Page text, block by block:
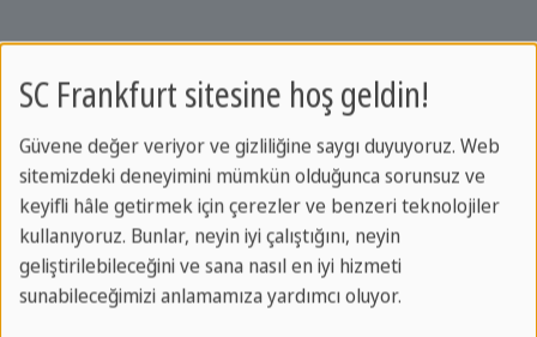
🔔 Hizmet
Konaklama
Dil kursları
İş kursları
Eğitim izni
Özel Ders
Şirket kursları
SC Frankfurt sitesine hoş geldin!
Güvene değer veriyor ve gizliliğine saygı duyuyoruz. Web
sitemizdeki deneyimini mümkün olduğunca sorunsuz ve
keyifli hâle getirmek için çerezler ve benzeri teknolojiler
kullanıyoruz. Bunlar, neyin iyi çalıştığını, neyin
geliştirilebileceğini ve sana nasıl en iyi hizmeti
sunabileceğimizi anlamamıza yardımcı oluyor.